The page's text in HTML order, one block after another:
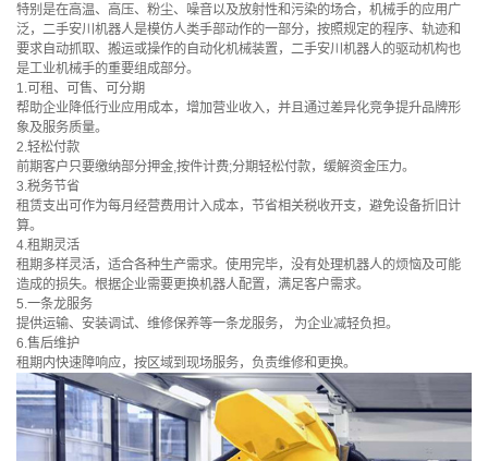
特别是在高温、高压、粉尘、噪音以及放射性和污染的场合，机械手的应用广
泛，二手安川机器人是模仿人类手部动作的一部分，按照规定的程序、轨迹和
要求自动抓取、搬运或操作的自动化机械装置，二手安川机器人的驱动机构也
是工业机械手的重要组成部分。
1.可租、可售、可分期
帮助企业降低行业应用成本，增加营业收入，并且通过差异化竞争提升品牌形
象及服务质量。
2.轻松付款
前期客户只要缴纳部分押金,按件计费;分期轻松付款，缓解资金压力。
3.税务节省
租赁支出可作为每月经营费用计入成本，节省相关税收开支，避免设备折旧计
算。
4.租期灵活
租期多样灵活，适合各种生产需求。使用完毕，没有处理机器人的烦恼及可能
造成的损失。根据企业需要更换机器人配置，满足客户需求。
5.一条龙服务
提供运输、安装调试、维修保养等一条龙服务， 为企业减轻负担。
6.售后维护
租期内快速障响应，按区域到现场服务，负责维修和更换。